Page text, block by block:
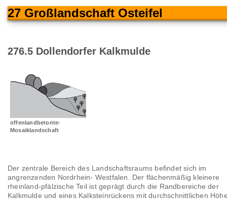
Landschaftsleitbilder
Großlandschaften
Landschaftsräume
27 Großlandschaft Osteifel
276.5 Dollendorfer Kalkmulde
offenlandbetonte-
Mosaiklandschaft
Der zentrale Bereich des Landschaftsraums befindet sich im
angrenzenden Nordrhein- Westfalen. Der flächenmäßig kleinere
rheinland-pfälzische Teil ist geprägt durch die Randbereiche der
Kalkmulde und eines Kalksteinrückens mit durchschnittlichen